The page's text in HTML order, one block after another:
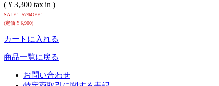
( ¥ 3,300 tax in )
SALE! : 57%OFF!
(定価 ¥ 6,900)
カートに入れる
商品一覧に戻る
お問い合わせ